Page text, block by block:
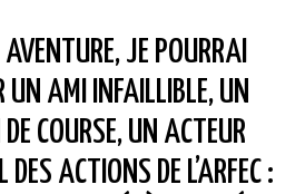
JE POURRAI
UN AMI INFAILLIBLE, UN
COURSE, UN ACTEUR
DES ACTIONS DE L’ARFEC :